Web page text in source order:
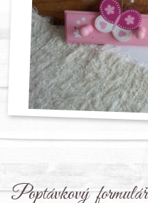
Poptávkový formulář